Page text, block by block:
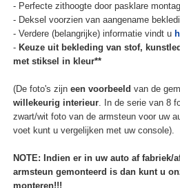
- Perfecte zithoogte door pasklare
- Deksel voorzien van aangename
- Verdere (belangrijke) informatie vindt u
- Keuze uit bekleding van stof,
met stiksel in kleur**
(De foto's zijn een voorbeeld van de
willekeurig interieur. In de serie van 8
zwart/wit foto van de armsteun voor uw
voet kunt u vergelijken met uw console).
NOTE: Indien er in uw auto af fabriek/
armsteun gemonteerd is dan kunt u
monteren!!!